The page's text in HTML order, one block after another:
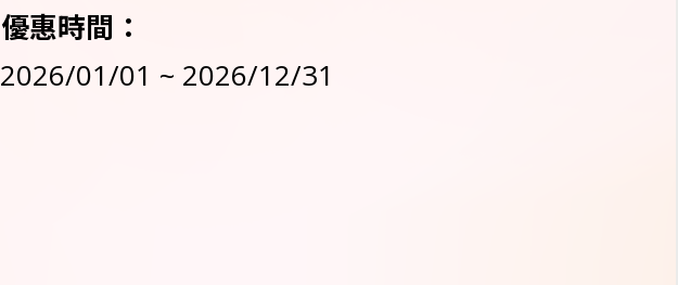
優惠時間：
2026/01/01 ~ 2026/12/31